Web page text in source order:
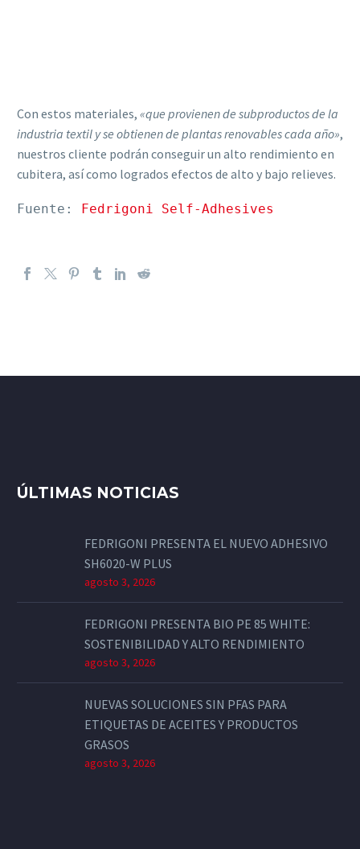
Con estos materiales, «que provienen de subproductos de la
industria textil y se obtienen de plantas renovables cada año»,
nuestros cliente podrán conseguir un alto rendimiento en
cubitera, así como logrados efectos de alto y bajo relieves.
Fuente: Fedrigoni Self-Adhesives
ÚLTIMAS NOTICIAS
FEDRIGONI PRESENTA EL NUEVO ADHESIVO
SH6020-W PLUS
agosto 3, 2026
FEDRIGONI PRESENTA BIO PE 85 WHITE:
SOSTENIBILIDAD Y ALTO RENDIMIENTO
agosto 3, 2026
NUEVAS SOLUCIONES SIN PFAS PARA
ETIQUETAS DE ACEITES Y PRODUCTOS
GRASOS
agosto 3, 2026